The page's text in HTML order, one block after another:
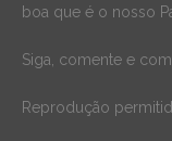
boa que é o nosso
Siga, comente e
Reprodução